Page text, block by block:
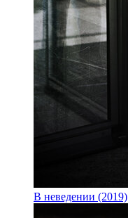
В неведении (2019)